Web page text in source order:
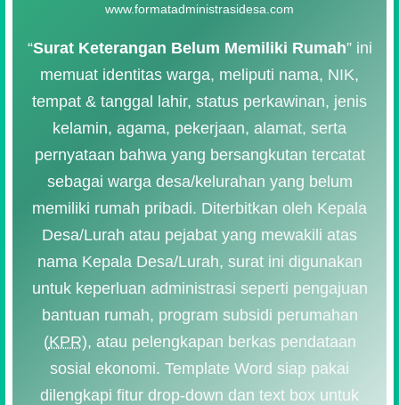
“Surat Keterangan Belum Memiliki Rumah” ini
memuat identitas warga, meliputi nama, NIK,
tempat & tanggal lahir, status perkawinan, jenis
kelamin, agama, pekerjaan, alamat, serta
pernyataan bahwa yang bersangkutan tercatat
sebagai warga desa/kelurahan yang belum
memiliki rumah pribadi. Diterbitkan oleh Kepala
Desa/Lurah atau pejabat yang mewakili atas
nama Kepala Desa/Lurah, surat ini digunakan
untuk keperluan administrasi seperti pengajuan
bantuan rumah, program subsidi perumahan
(KPR), atau pelengkapan berkas pendataan
sosial ekonomi. Template Word siap pakai
dilengkapi fitur drop-down dan text box untuk
www.formatadministrasidesa.com